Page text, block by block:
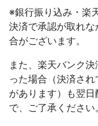
※銀行振り込み・楽
決済で承認が取れ
合がございます。
また、楽天バンク
った場合（決済さ
があります）も翌
で、ご了承ください。